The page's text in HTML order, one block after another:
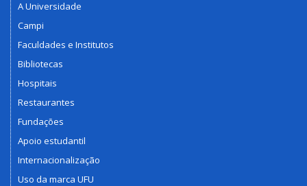
A Universidade
Campi
Faculdades e Institutos
Bibliotecas
Hospitais
Restaurantes
Fundações
Apoio estudantil
Internacionalização
Uso da marca UFU